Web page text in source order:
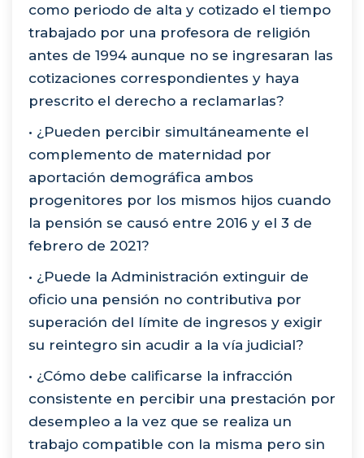
como periodo de alta y cotizado el tiempo
trabajado por una profesora de religión
antes de 1994 aunque no se ingresaran las
cotizaciones correspondientes y haya
prescrito el derecho a reclamarlas?
• ¿Pueden percibir simultáneamente el
complemento de maternidad por
aportación demográfica ambos
progenitores por los mismos hijos cuando
la pensión se causó entre 2016 y el 3 de
febrero de 2021?
• ¿Puede la Administración extinguir de
oficio una pensión no contributiva por
superación del límite de ingresos y exigir
su reintegro sin acudir a la vía judicial?
• ¿Cómo debe calificarse la infracción
consistente en percibir una prestación por
desempleo a la vez que se realiza un
trabajo compatible con la misma pero sin